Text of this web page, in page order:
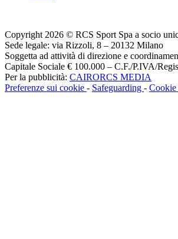
Copyright 2026 © RCS Sport Spa a socio
Sede legale: via Rizzoli, 8 – 20132 Milano
Soggetta ad attività di direzione e
Capitale Sociale € 100.000 – C.F./P.IVA/
Per la pubblicità: CAIRORCS MEDIA
Preferenze sui cookie - Safeguarding -